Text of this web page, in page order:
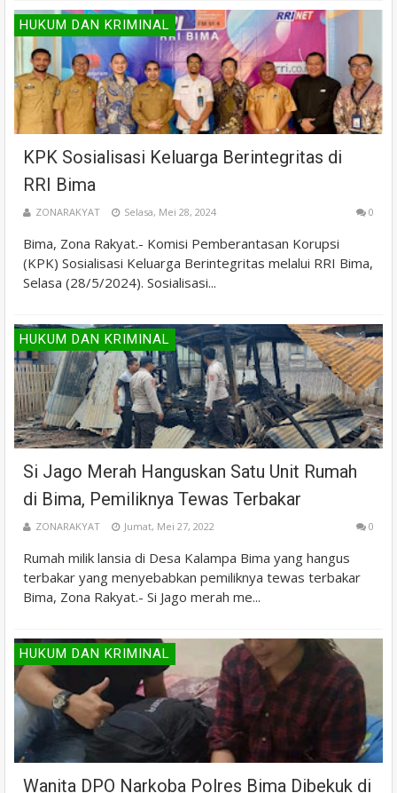
HUKUM DAN KRIMINAL
KPK Sosialisasi Keluarga Berintegritas di
RRI Bima
ZONARAKYAT Selasa, Mei 28, 2024 0
Bima, Zona Rakyat.- Komisi Pemberantasan Korupsi
(KPK) Sosialisasi Keluarga Berintegritas melalui RRI Bima,
Selasa (28/5/2024). Sosialisasi...
HUKUM DAN KRIMINAL
Si Jago Merah Hanguskan Satu Unit Rumah
di Bima, Pemiliknya Tewas Terbakar
ZONARAKYAT Jumat, Mei 27, 2022 0
Rumah milik lansia di Desa Kalampa Bima yang hangus
terbakar yang menyebabkan pemiliknya tewas terbakar
Bima, Zona Rakyat.- Si Jago merah me...
HUKUM DAN KRIMINAL
Wanita DPO Narkoba Polres Bima Dibekuk di